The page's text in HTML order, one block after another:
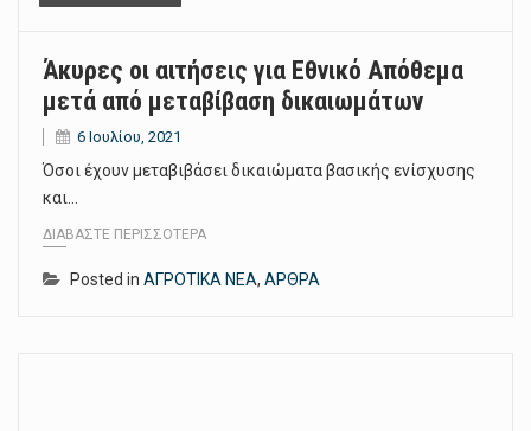
Άκυρες οι αιτήσεις για Εθνικό Απόθεμα
μετά από μεταβίβαση δικαιωμάτων
6 Ιουλίου, 2021
Όσοι έχουν μεταβιβάσει δικαιώματα βασικής ενίσχυσης
και…
ΔΙΑΒΆΣΤΕ ΠΕΡΙΣΣΌΤΕΡΑ
Posted in ΑΓΡΟΤΙΚΑ ΝΕΑ, ΑΡΘΡΑ